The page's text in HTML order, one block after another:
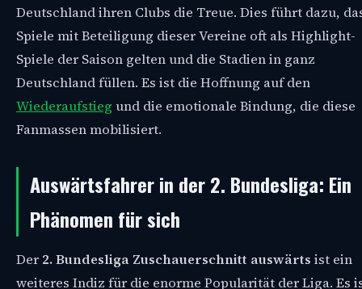
Deutschland ihren Clubs die Treue. Dies führt dazu,
Spiele mit Beteiligung dieser Vereine oft als Highlight-
Spiele der Saison gelten und die Stadien in ganz
Deutschland füllen. Es ist die Hoffnung auf den
Wiederaufstieg und die emotionale Bindung, die diese
Fanmassen mobilisiert.
Auswärtsfahrer in der 2. Bundesliga: Ein
Phänomen für sich
Der 2. Bundesliga Zuschauerschnitt auswärts ist ein
weiteres Indiz für die enorme Popularität der Liga. Es